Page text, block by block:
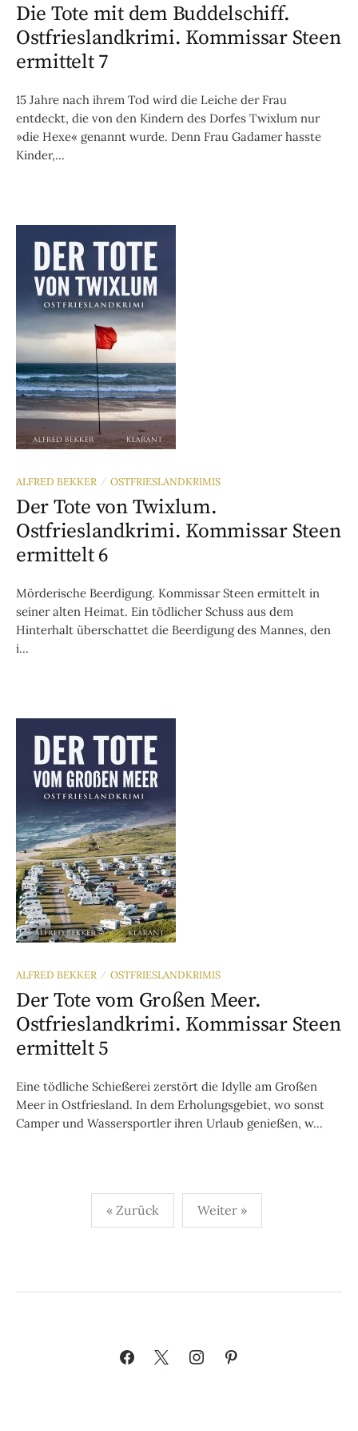
Die Tote mit dem Buddelschiff.
Ostfrieslandkrimi. Kommissar Steen
ermittelt 7
15 Jahre nach ihrem Tod wird die Leiche der Frau
entdeckt, die von den Kindern des Dorfes Twixlum nur
»die Hexe« genannt wurde. Denn Frau Gadamer hasste
Kinder,...
ALFRED BEKKER / OSTFRIESLANDKRIMIS
Der Tote von Twixlum.
Ostfrieslandkrimi. Kommissar Steen
ermittelt 6
Mörderische Beerdigung. Kommissar Steen ermittelt in
seiner alten Heimat. Ein tödlicher Schuss aus dem
Hinterhalt überschattet die Beerdigung des Mannes, den
i...
ALFRED BEKKER / OSTFRIESLANDKRIMIS
Der Tote vom Großen Meer.
Ostfrieslandkrimi. Kommissar Steen
ermittelt 5
Eine tödliche Schießerei zerstört die Idylle am Großen
Meer in Ostfriesland. In dem Erholungsgebiet, wo sonst
Camper und Wassersportler ihren Urlaub genießen, w...
Seitennummerierung
« Zurück Weiter »